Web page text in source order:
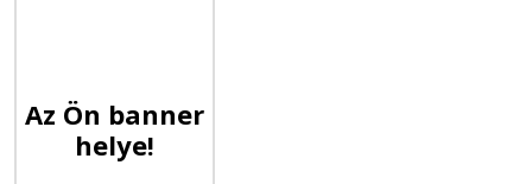
Az Ön banner
helye!